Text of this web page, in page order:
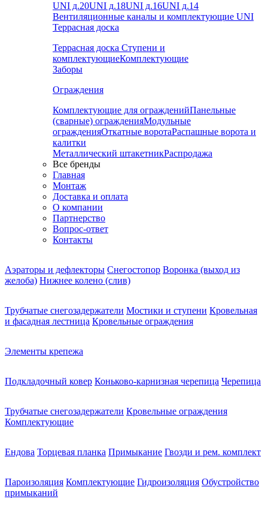
UNI д.20UNI д.18UNI д.16UNI д.14
Вентиляционные каналы и комплектующие UNI
Террасная доска
Террасная доска Ступени и
комплектующиеКомплектующие
Заборы
Ограждения
Комплектующие для огражденийПанельные
(сварные) огражденияМодульные
огражденияОткатные воротаРаспашные ворота и
калитки
Металлический штакетникРаспродажа
Все бренды
Главная
Монтаж
Доставка и оплата
О компании
Партнерство
Вопрос-ответ
Контакты
Аэраторы и дефлекторы Снегостопор Воронка (выход из
желоба) Нижнее колено (слив)
Трубчатые снегозадержатели Мостики и ступени Кровельная
и фасадная лестница Кровельные ограждения
Элементы крепежа
Подкладочный ковер Коньково-карнизная черепица Черепица
Трубчатые снегозадержатели Кровельные ограждения
Комплектующие
Ендова Торцевая планка Примыкание Гвозди и рем. комплект
Пароизоляция Комплектующие Гидроизоляция Обустройство
примыканий